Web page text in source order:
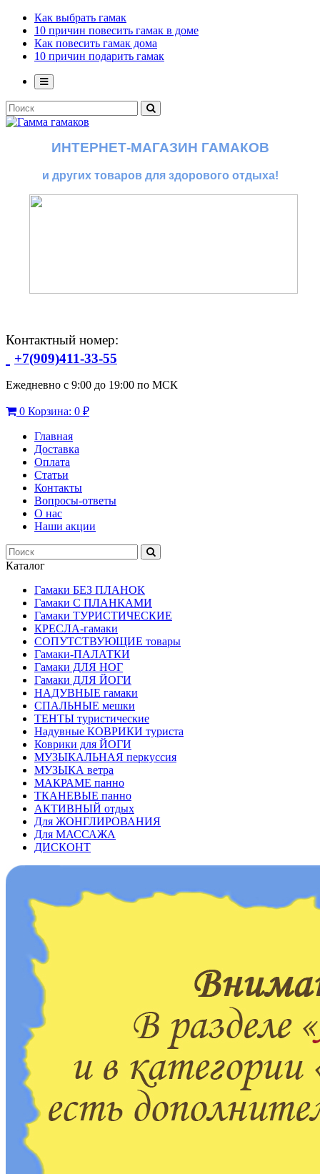
Как выбрать гамак
10 причин повесить гамак в доме
Как повесить гамак дома
10 причин подарить гамак
ИНТЕРНЕТ-МАГАЗИН ГАМАКОВ
и других товаров для здорового отдыха!
Контактный номер:
+7(909)411-33-55
Ежедневно с 9:00 до 19:00 по МСК
0 Корзина: 0 ₽
Главная
Доставка
Оплата
Статьи
Контакты
Вопросы-ответы
О нас
Наши акции
Каталог
Гамаки БЕЗ ПЛАНОК
Гамаки С ПЛАНКАМИ
Гамаки ТУРИСТИЧЕСКИЕ
КРЕСЛА-гамаки
СОПУТСТВУЮЩИЕ товары
Гамаки-ПАЛАТКИ
Гамаки ДЛЯ НОГ
Гамаки ДЛЯ ЙОГИ
НАДУВНЫЕ гамаки
СПАЛЬНЫЕ мешки
ТЕНТЫ туристические
Надувные КОВРИКИ туриста
Коврики для ЙОГИ
МУЗЫКАЛЬНАЯ перкуссия
МУЗЫКА ветра
МАКРАМЕ панно
ТКАНЕВЫЕ панно
АКТИВНЫЙ отдых
Для ЖОНГЛИРОВАНИЯ
Для МАССАЖА
ДИСКОНТ